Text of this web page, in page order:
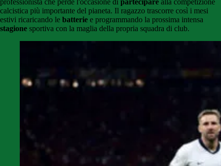
professionista che perde l'occasione di partecipare alla competizione
calcistica più importante del pianeta. Il ragazzo trascorre così i mesi
estivi ricaricando le batterie e programmando la prossima intensa
stagione sportiva con la maglia della propria squadra di club.